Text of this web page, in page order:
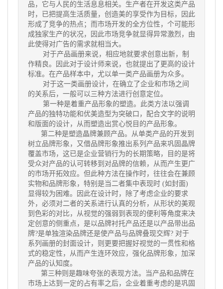
品，它与人民的生活息息相关。生产者在开发这类产品
时，已把提高生活质量，创造美的享受作为目标，因此
形成了竞争的热点；而市场开发的全方位性，个可能形
成独家生产的状况，因此市场竞争就显得异常激烈，由
此使得对广告的需求就相当大。
对于产品画册来说，相应地就要求创意出新，制
作精良。因此对于设计师来说，也就提出了更高的设计
标准。在产品样本中，尤以单一类产品画册为众多。
对于这一类画册设计，在确立了企业和市场之间
的关系后，一般可以三种方法进行创意定位。
第一种是着重产品形象的塑造。此类方法以强调
产品的独特功能和优美造型为突破口，配合文字的说明
和版面的设计，从而塑造出赏心悦目的产品形象。
第二种是塑造晶牌兼顾产品。从单类产品的开发到
树立品牌形象，又借品牌形象推出系列产品来巩固晶牌
覆盖市场，这已是企业营销行为的长期策略，目的是将
受众对产品的认可转移到对品牌的信赖，从而产生更广
的市场开拓效应。但此种方法在操作时，往往会在兼顾
实物和品牌形象，特别是当二者集中表现时 (如封面)
显得较为困难。因此在设计时，除了考虑企业的要求
外，必须对二者的关系进行认真的分析，从形状的美观
到色彩的对比，从视觉的强弱到表现的便利等角度来决
定创意的侧重点，是以品牌衬托产品还是以产品带出品
牌?是单独渲染品牌还是使产品与品牌叠现交辉? 对于
系列画册的封面设计，则更要把握好视觉的一贯性和格
式的稳定性，从而产生连环效应，强化品牌形象，加深
产品的认知度。
第三种则是趣味夸张的表现方法。当产品和品牌在
市场上达到一定的占有率之后，企业着重考虑的是巩固